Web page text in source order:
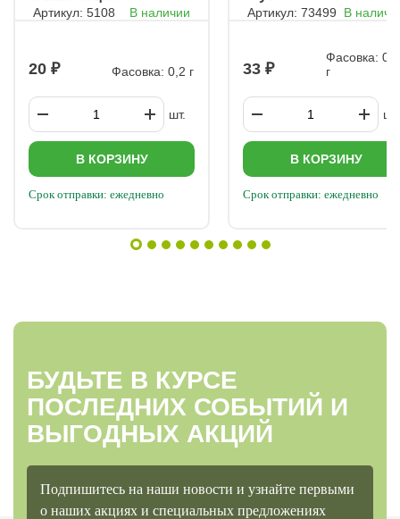
Мираж
Артикул: 5108 В наличии
20 Фасовка: 0,2 г
шт.
В КОРЗИНУ
Срок отправки: ежедневно
Артикул: 73499 В
33
Фасовка:
г
шт.
В КОРЗИНУ
Срок отправки: ежедневно
БУДЬТЕ В КУРСЕ
ПОСЛЕДНИХ СОБЫТИЙ И
ВЫГОДНЫХ АКЦИЙ
Подпишитесь на наши новости и узнайте первыми
о наших акциях и специальных предложениях